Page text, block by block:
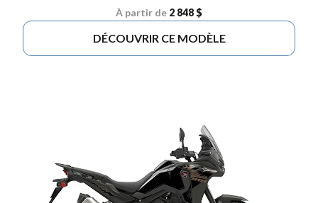
À partir de 2 848 $
DÉCOUVRIR CE MODÈLE